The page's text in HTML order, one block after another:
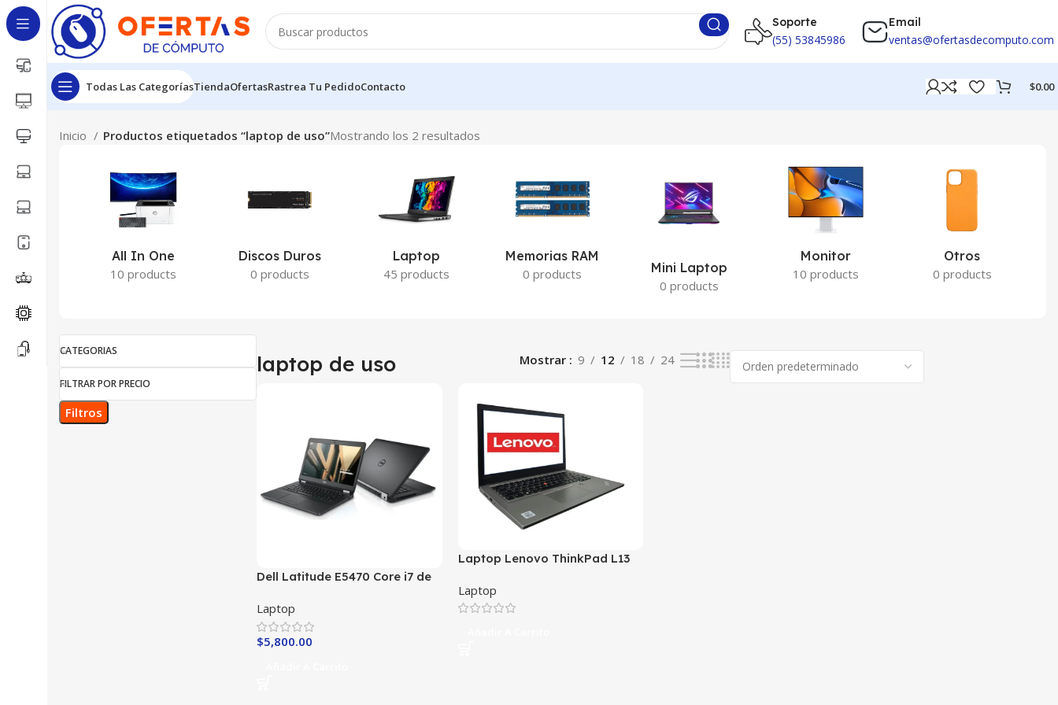
Soporte
(55) 53845986
Email
ventas@ofertasdecomputo.com
Todas Las CategoríasTiendaOfertasRastrea Tu PedidoContacto $0.00
Inicio Productos etiquetados “laptop de uso”Mostrando los 2 resultados
All In One
10 products
Discos Duros
0 products
Laptop
45 products
Memorias RAM
0 products
Mini Laptop
0 products
Monitor
10 products
Otros
0 products
CATEGORIAS
FILTRAR POR PRECIO
Filtros
laptop de uso Mostrar 9 12 18 24
Dell Latitude E5470 Core i7 de
Laptop
$5,800.00
Laptop Lenovo ThinkPad L13
Laptop